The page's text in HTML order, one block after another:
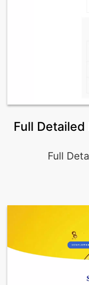
Full
Full